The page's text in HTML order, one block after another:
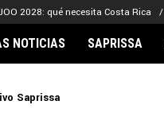
2028: qué necesita Costa Rica
NOTICIAS SAPRISSA
Saprissa